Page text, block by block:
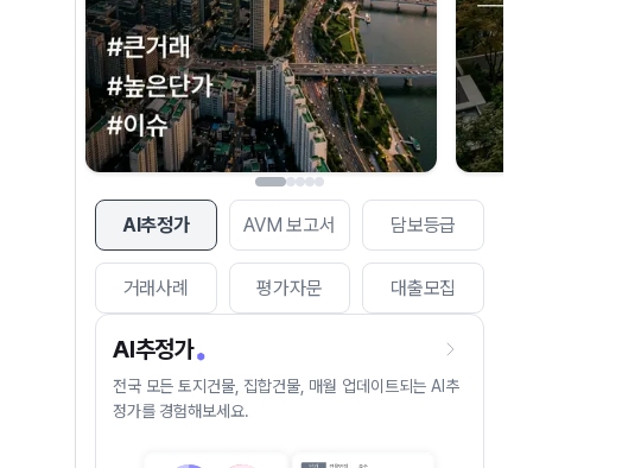
AI추정가 AVM 보고서 담보등급
거래사례 평가자문 대출모집
AI추정가
전국 모든 토지건물, 집합건물, 매월 업데이트되는 AI추
정가를 경험해보세요.